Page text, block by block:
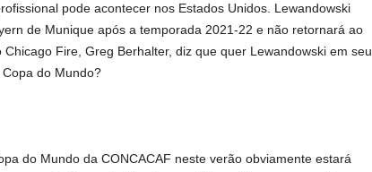
pode acontecer nos Estados Unidos. Lewandowski
de Munique após a temporada 2021-22 e não retornará ao
Fire, Greg Berhalter, diz que quer Lewandowski em seu
do Mundo?
do Mundo da CONCACAF neste verão obviamente estará